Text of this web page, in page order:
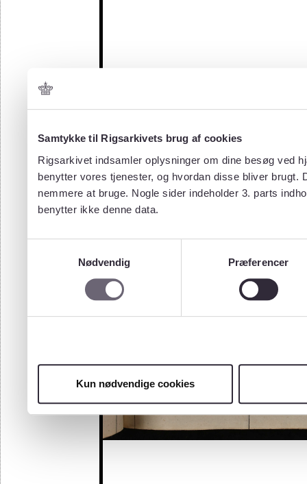
Samtykke til Rigsarkivets brug af cookies
Rigsarkivet indsamler oplysninger om dine besøg ved
benytter vores tjenester, og hvordan disse bliver
nemmere at bruge. Nogle sider indeholder 3. parts
benytter ikke denne data.
Nødvendig
Præferencer
Kun nødvendige cookies